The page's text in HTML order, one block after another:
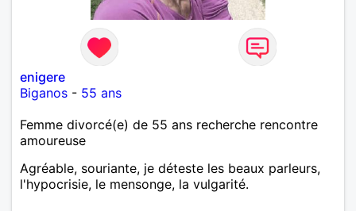
enigere
Biganos - 55 ans
Femme divorcé(e) de 55 ans recherche rencontre
amoureuse
Agréable, souriante, je déteste les beaux parleurs,
l'hypocrisie, le mensonge, la vulgarité.